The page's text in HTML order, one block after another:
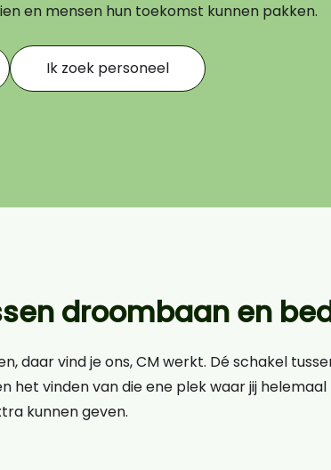
en mensen hun toekomst kunnen pakken.
Ik zoek personeel
droombaan en
daar vind je ons, CM werkt. Dé schakel
het vinden van die ene plek waar jij
kunnen geven.